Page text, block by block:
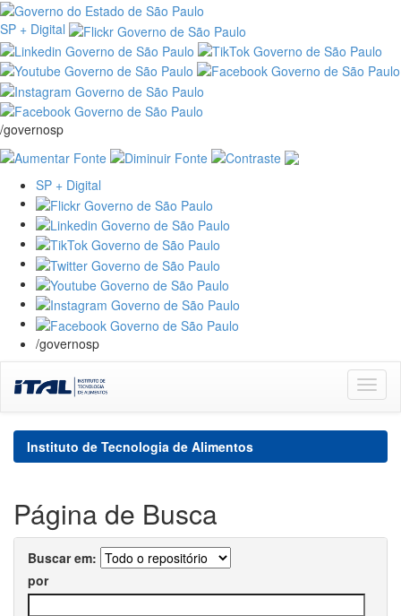
SP + Digital
/governosp
SP + Digital
/governosp
navigation
Instituto de Tecnologia de Alimentos
Página de Busca
Buscar em:
por